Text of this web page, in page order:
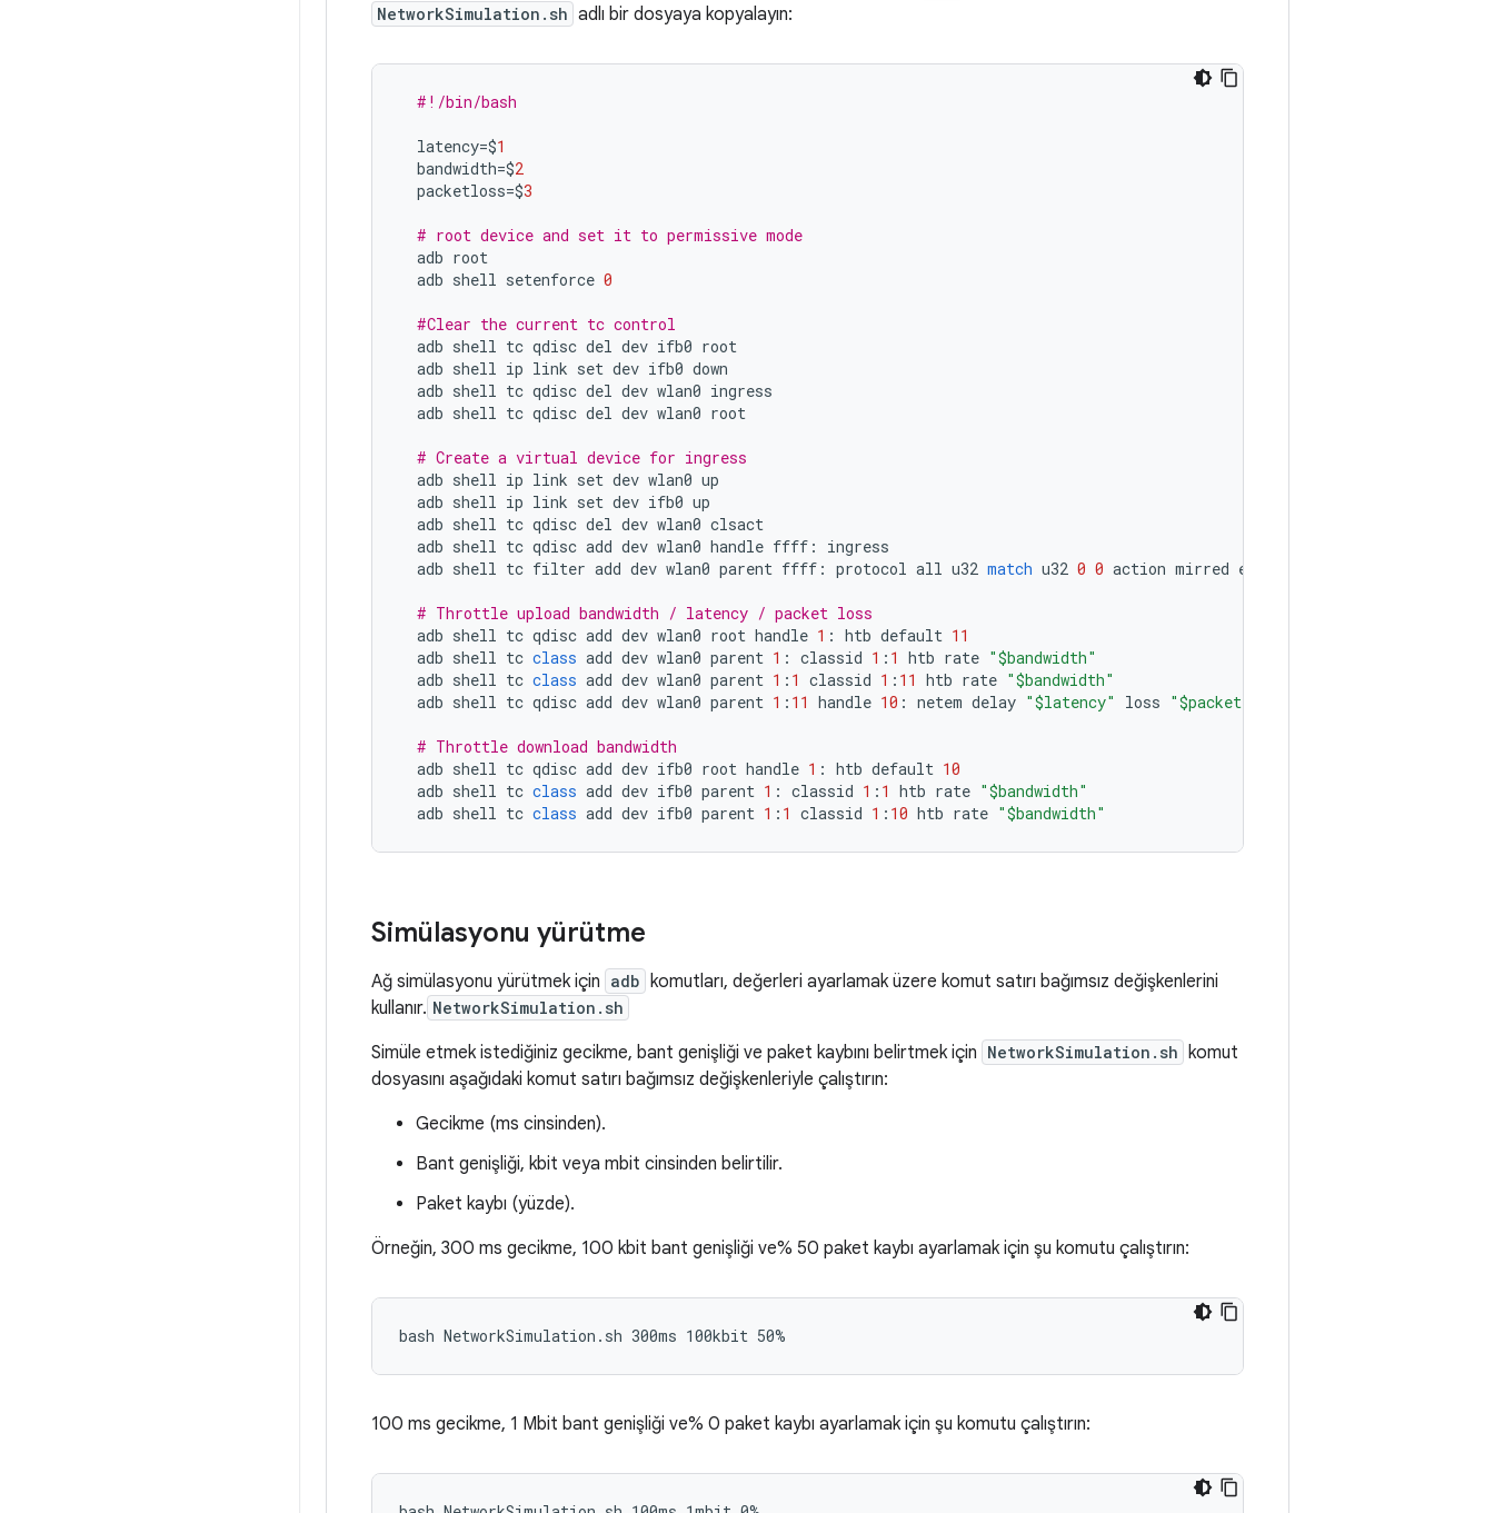
NetworkSimulation.sh adlı bir dosyaya kopyalayın:
#!/bin/bash
latency=$1
bandwidth=$2
packetloss=$3
# root device and set it to permissive mode
adb root
adb shell setenforce 0
#Clear the current tc control
adb shell tc qdisc del dev ifb0 root
adb shell ip link set dev ifb0 down
adb shell tc qdisc del dev wlan0 ingress
adb shell tc qdisc del dev wlan0 root
# Create a virtual device for ingress
adb shell ip link set dev wlan0 up
adb shell ip link set dev ifb0 up
adb shell tc qdisc del dev wlan0 clsact
adb shell tc qdisc add dev wlan0 handle ffff :
ingress
adb shell tc filter add dev wlan0 parent ffff : protocol all u32 match u32 0 0 action mirred egress
# Throttle upload bandwidth / latency / packet loss
adb shell tc qdisc add dev wlan0 root handle 1 : htb default 11
adb shell tc class add dev wlan0 parent 1 : classid 1 : 1 htb rate "$bandwidth"
adb shell tc class add dev wlan0 parent 1 : 1 classid 1 : 11 htb rate "$bandwidth"
adb shell tc qdisc add dev wlan0 parent 1 : 11 handle 10 : netem delay "$latency" loss "$packetloss"
# Throttle download bandwidth
adb shell tc qdisc add dev ifb0 root handle 1 : htb default 10
adb shell tc class add dev ifb0 parent 1 : classid 1 : 1 htb rate "$bandwidth"
adb shell tc class add dev ifb0 parent 1 : 1 classid 1 : 10 htb rate "$bandwidth"
Simülasyonu yürütme
Ağ simülasyonu yürütmek için adb komutları, değerleri ayarlamak üzere komut satırı bağımsız değişkenlerini
kullanır. NetworkSimulation.sh
Simüle etmek istediğiniz gecikme, bant genişliği ve paket kaybını belirtmek için NetworkSimulation.sh komut
dosyasını aşağıdaki komut satırı bağımsız değişkenleriyle çalıştırın:
Gecikme (ms cinsinden).
Bant genişliği, kbit veya mbit cinsinden belirtilir.
Paket kaybı (yüzde).
Örneğin, 300 ms gecikme, 100 kbit bant genişliği ve% 50 paket kaybı ayarlamak için şu komutu çalıştırın:
100 ms gecikme, 1 Mbit bant genişliği ve% 0 paket kaybı ayarlamak için şu komutu çalıştırın: